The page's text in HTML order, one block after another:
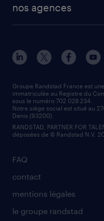
manutentionnaire
assistant administratif
comptable
solutions opérationnelles
contact entreprise
faq intérim / recrutement
nos agences
nos agences par ville
nos agences par région
nos cabinets de
FAQ
contact
mentions légales
le groupe randstad
Groupe Randstad France est
immatriculée au Registre du
sous le numéro 702 028 234.
Notre siège social est situé au
Denis (93200).
RANDSTAD, PARTNER FOR
déposées de © Randstad N.V.